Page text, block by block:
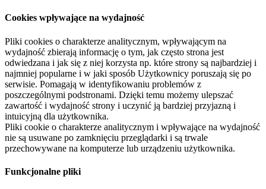
Cookies wpływające na wydajność
Pliki cookies o charakterze analitycznym, wpływającym na
wydajność zbierają informację o tym, jak często strona jest
odwiedzana i jak się z niej korzysta np. które strony są najbardziej i
najmniej popularne i w jaki sposób Użytkownicy poruszają się po
serwisie. Pomagają w identyfikowaniu problemów z
poszczególnymi podstronami. Dzięki temu możemy ulepszać
zawartość i wydajność strony i uczynić ją bardziej przyjazną i
intuicyjną dla użytkownika.
Pliki cookie o charakterze analitycznym i wpływające na wydajność
nie są usuwane po zamknięciu przeglądarki i są trwale
przechowywane na komputerze lub urządzeniu użytkownika.
Funkcjonalne pliki